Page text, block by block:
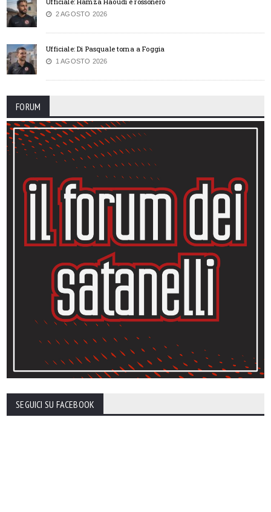
2 AGOSTO 2026
Ufficiale: Di Pasquale torna a Foggia
1 AGOSTO 2026
FORUM
SEGUICI SU FACEBOOK